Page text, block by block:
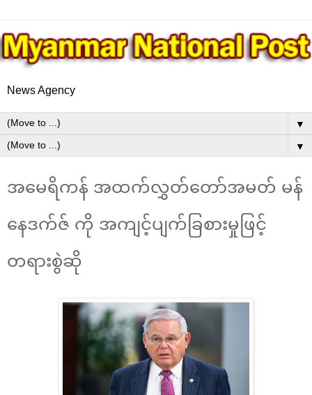
News Agency
▼
▼
အမေရိကန် အထက်လွှတ်တော်အမတ် မန်
နေဒက်ဇ် ကို အကျင့်ပျက်ခြစားမှုဖြင့်
တရားစွဲဆို